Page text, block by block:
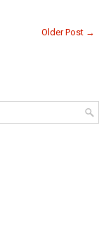
Older Post →